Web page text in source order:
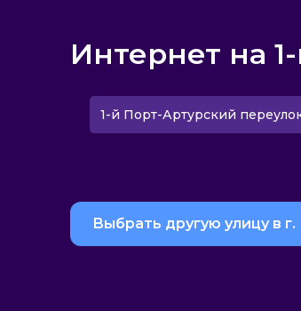
Интернет на
1-й Порт-Артурский
Выбрать другую улицу в